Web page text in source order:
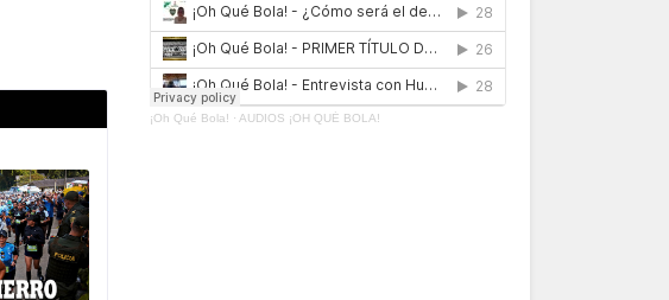
¡Oh Qué Bola! · AUDIOS ¡OH QUÉ BOLA!